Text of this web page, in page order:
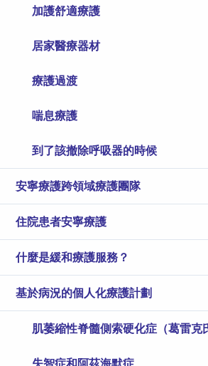
加護舒適療護
居家醫療器材
療護過渡
喘息療護
到了該撤除呼吸器的時候
安寧療護跨領域療護團隊
住院患者安寧療護
什麼是緩和療護服務？
基於病況的個人化療護計劃
肌萎縮性脊髓側索硬化症（葛雷克